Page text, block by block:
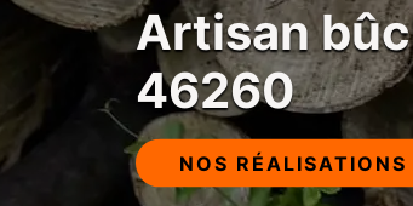
Artisan
46260
NOS RÉALISATIONS